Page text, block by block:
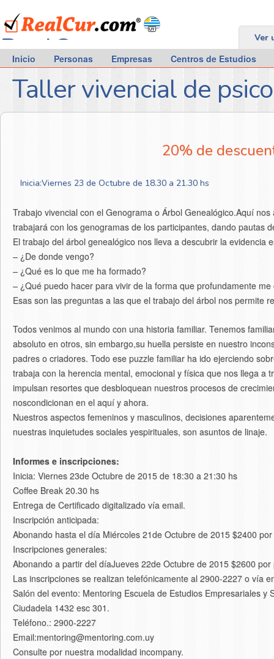
RealCur.com Ver
Inicio Personas Empresas Centros de Estudios
Taller vivencial de
20% de
Inicia:Viernes 23 de Octubre de 18.30 a 21.30 hs
Trabajo vivencial con el Genograma o Árbol Genealógico.Aquí
trabajará con los genogramas de los participantes, dando pautas
El trabajo del árbol genealógico nos lleva a descubrir la evidencia
– ¿De donde vengo?
– ¿Qué es lo que me ha formado?
– ¿Qué puedo hacer para vivir de la forma que profundamente
Esas son las preguntas a las que el trabajo del árbol nos permite
Todos venimos al mundo con una historia familiar. Tenemos
absoluto en otros, sin embargo,su huella persiste en nuestro
padres o criadores. Todo ese puzzle familiar ha ido ejerciendo
trabaja con la herencia mental, emocional y física que nos llega
impulsan resortes que desbloquean nuestros procesos de
noscondicionan en el aquí y ahora.
Nuestros aspectos femeninos y masculinos, decisiones
nuestras inquietudes sociales yespirituales, son asuntos de linaje.
Informes e inscripciones:
Inicia: Viernes 23de Octubre de 2015 de 18:30 a 21:30 hs
Coffee Break 20.30 hs
Entrega de Certificado digitalizado vía email.
Inscripción anticipada:
Abonando hasta el día Miércoles 21de Octubre de 2015 $2400
Inscripciones generales:
Abonando a partir del díaJueves 22de Octubre de 2015 $2600 por
Las inscripciones se realizan telefónicamente al 2900-2227 o vía
Salón del evento: Mentoring Escuela de Estudios Empresariales y
Ciudadela 1432 esc 301.
Teléfono.: 2900-2227
Email:mentoring@mentoring.com.uy
Consulte por nuestra modalidad incompany.